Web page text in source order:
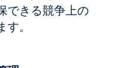
できる競争上の
。